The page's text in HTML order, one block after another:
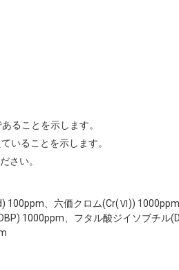
ることを示します。
いることを示します。
さい。
100ppm、六価クロム(Cr(Ⅵ))
1000ppm、フタル酸ジイソブチル